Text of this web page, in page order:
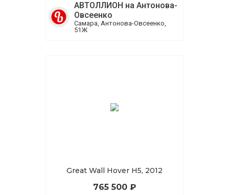
АВТОЛЛИОН на Антонова-
Овсеенко
Самара, Антонова-Овсеенко,
51Ж
Great Wall Hover H5, 2012
765 500 ₽